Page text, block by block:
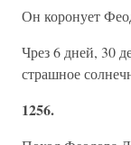
Он коронует
Чрез 6 дней, 30
страшное
1256.